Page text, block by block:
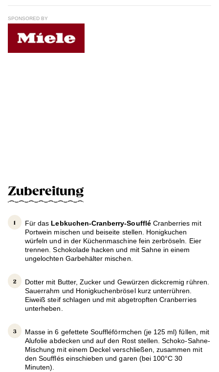
SPONSORED BY
Zubereitung
Für das Lebkuchen-Cranberry-SouffléCranberries mit
Portwein mischen und beiseite stellen. Honigkuchen
würfeln und in der Küchenmaschine fein zerbröseln. Eier
trennen. Schokolade hacken und mit Sahne in einem
ungelochten Garbehälter mischen.
Dotter mit Butter, Zucker und Gewürzen dickcremig rühren.
Sauerrahm und Honigkuchenbrösel kurz unterrühren.
Eiweiß steif schlagen und mit abgetropften Cranberries
unterheben.
Masse in 6 gefettete Souffléförmchen (je 125 ml) füllen, mit
Alufolie abdecken und auf den Rost stellen. Schoko-Sahne-
Mischung mit einem Deckel verschließen, zusammen mit
den Soufflés einschieben und garen (bei 100°C 30
Minuten).